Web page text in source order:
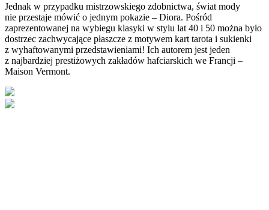
Jednak w przypadku mistrzowskiego zdobnictwa, świat mody
nie przestaje mówić o jednym pokazie – Diora. Pośród
zaprezentowanej na wybiegu klasyki w stylu lat 40 i 50 można było
dostrzec zachwycające płaszcze z motywem kart tarota i sukienki
z wyhaftowanymi przedstawieniami! Ich autorem jest jeden
z najbardziej prestiżowych zakładów hafciarskich we Francji –
Maison Vermont.